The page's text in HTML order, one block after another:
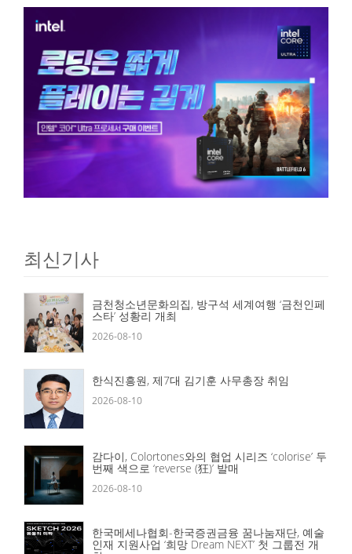
최신기사
금천청소년문화의집, 방구석 세계여행 ‘금천인페
스타’ 성황리 개최
2026-08-10
한식진흥원, 제7대 김기훈 사무총장 취임
2026-08-10
감다이, Colortones와의 협업 시리즈 ‘colorise’ 두
번째 색으로 ‘reverse (狂)’ 발매
2026-08-10
한국메세나협회-한국증권금융 꿈나눔재단, 예술
인재 지원사업 ‘희망 Dream NEXT’ 첫 그룹전 개